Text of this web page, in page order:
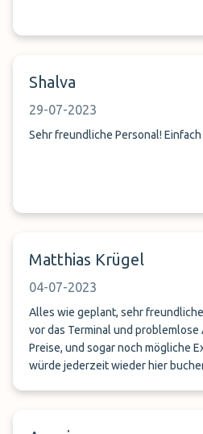
Shalva
29-07-2023
Sehr freundliche
Matthias Krügel
04-07-2023
Alles wie geplant, sehr
vor das Terminal und problemlose
Preise, und sogar noch mögliche
würde jederzeit wieder hier